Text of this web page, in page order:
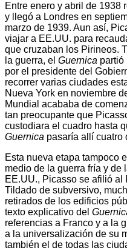
Entre enero y abril de 1938
y llegó a Londres en
marzo de 1939. Aun así,
viajar a EE.UU. para
que cruzaban los Pirineos.
la guerra, el Guernica partió
por el presidente del
recorrer varias ciudades
Nueva York en noviembre
Mundial acababa de
tan preocupante que
custodiara el cuadro hasta
Guernica pasaría allí cuatro
Esta nueva etapa tampoco
medio de la guerra fría y de
EE.UU., Picasso se afilió al
Tildado de subversivo,
retirados de los edificios
texto explicativo del
referencias a Franco y a la
a la universalización de su
también el de todas las